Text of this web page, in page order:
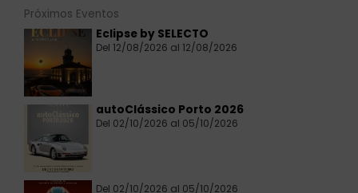
Próximos Eventos
Eclipse by SELECTO
Del 12/08/2026 al 12/08/2026
autoClássico Porto 2026
Del 02/10/2026 al 05/10/2026
Del 02/10/2026 al 05/10/2026